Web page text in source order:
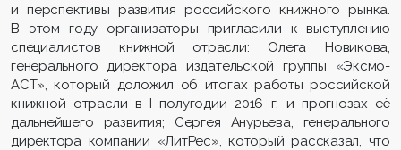
и перспективы развития российского книжного рынка.
В этом году организаторы пригласили к выступлению
специалистов книжной отрасли: Олега Новикова,
генерального директора издательской группы «Эксмо-
АСТ», который доложил об итогах работы российской
книжной отрасли в I полугодии 2016 г. и прогнозах её
дальнейшего развития; Сергея Анурьева, генерального
директора компании «ЛитРес», который рассказал, что